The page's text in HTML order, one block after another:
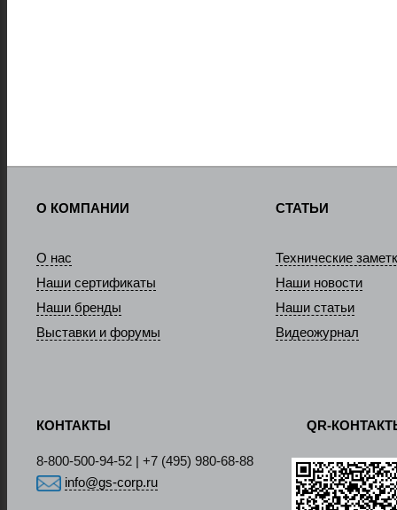
О КОМПАНИИ
О нас
Наши сертификаты
Наши бренды
Выставки и форумы
СТАТЬИ
Технические
Наши новости
Наши статьи
Видеожурнал
КОНТАКТЫ
8-800-500-94-52 | +7 (495) 980-68-88
info@gs-corp.ru
QR-